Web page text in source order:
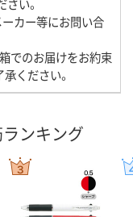
い。
カー等にお問い合
箱でのお届けをお約束
ください。
ンキング